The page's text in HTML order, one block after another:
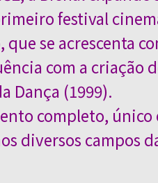
festival
se acrescenta
com a criação
Dança (1999).
completo,
diversos campos